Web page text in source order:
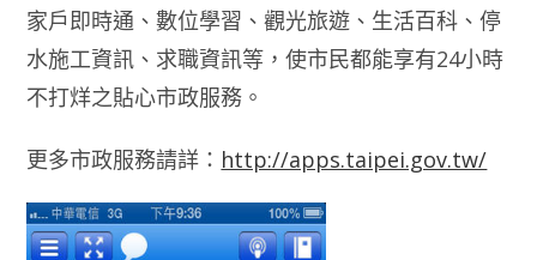
家戶即時通、數位學習、觀光旅遊、生活百科、停
水施工資訊、求職資訊等，使市民都能享有24小時
不打烊之貼心市政服務。
更多市政服務請詳： http://apps.taipei.gov.tw/